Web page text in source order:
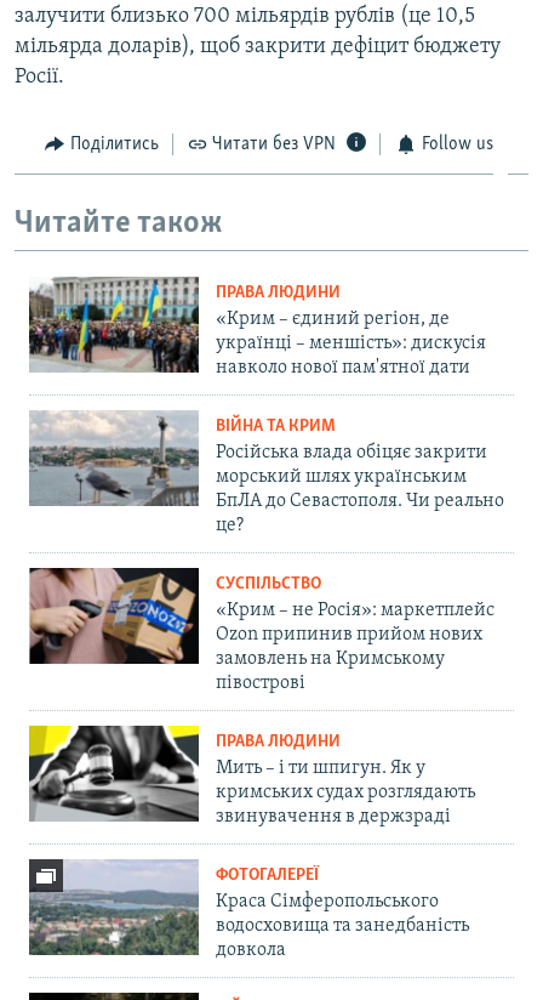
залучити близько 700 мільярдів рублів (це 10,5
мільярда доларів), щоб закрити дефіцит бюджету
Росії.
Поділитись Читати без VPN Follow us
Читайте також
ПРАВА ЛЮДИНИ
«Крим – єдиний регіон, де
українці – меншість»: дискусія
навколо нової пам'ятної дати
ВІЙНА ТА КРИМ
Російська влада обіцяє закрити
морський шлях українським
БпЛА до Севастополя. Чи реально
це?
СУСПІЛЬСТВО
«Крим – не Росія»: маркетплейс
Ozon припинив прийом нових
замовлень на Кримському
півострові
ПРАВА ЛЮДИНИ
Мить – і ти шпигун. Як у
кримських судах розглядають
звинувачення в держзраді
ФОТОГАЛЕРЕЇ
Краса Сімферопольського
водосховища та занедбаність
довкола